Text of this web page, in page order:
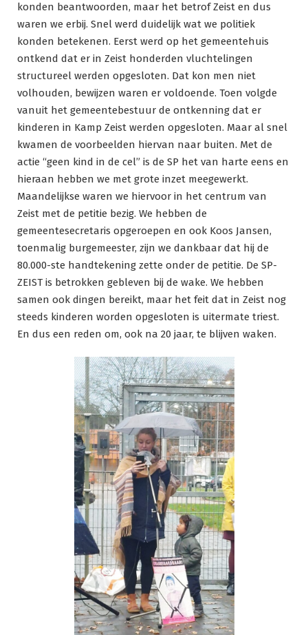
konden beantwoorden, maar het betrof Zeist en dus
waren we erbij. Snel werd duidelijk wat we politiek
konden betekenen. Eerst werd op het gemeentehuis
ontkend dat er in Zeist honderden vluchtelingen
structureel werden opgesloten. Dat kon men niet
volhouden, bewijzen waren er voldoende. Toen volgde
vanuit het gemeentebestuur de ontkenning dat er
kinderen in Kamp Zeist werden opgesloten. Maar al snel
kwamen de voorbeelden hiervan naar buiten. Met de
actie “geen kind in de cel” is de SP het van harte eens en
hieraan hebben we met grote inzet meegewerkt.
Maandelijkse waren we hiervoor in het centrum van
Zeist met de petitie bezig. We hebben de
gemeentesecretaris opgeroepen en ook Koos Jansen,
toenmalig burgemeester, zijn we dankbaar dat hij de
80.000-ste handtekening zette onder de petitie. De SP-
ZEIST is betrokken gebleven bij de wake. We hebben
samen ook dingen bereikt, maar het feit dat in Zeist nog
steeds kinderen worden opgesloten is uitermate triest.
En dus een reden om, ook na 20 jaar, te blijven waken.